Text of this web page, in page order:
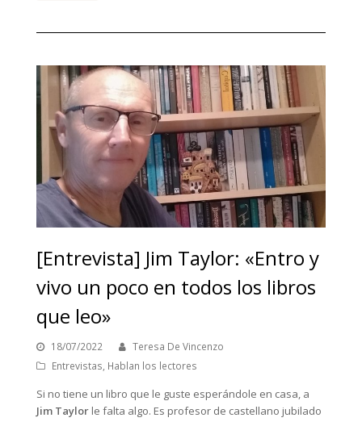
[Entrevista] Jim Taylor: «Entro y
vivo un poco en todos los libros
que leo»
18/07/2022
Teresa De Vincenzo
Entrevistas, Hablan los lectores
Si no tiene un libro que le guste esperándole en casa, a
Jim Taylorle falta algo. Es profesor de castellano jubilado